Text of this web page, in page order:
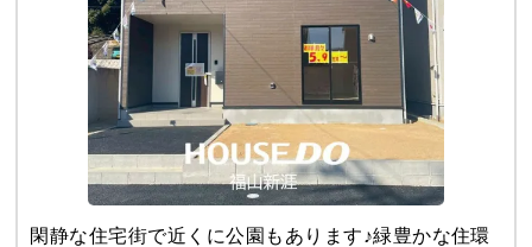
閑静な住宅街で近くに公園もあります♪緑豊かな住環